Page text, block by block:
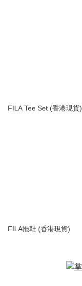
FILA Tee Set (香港現貨)
FILA拖鞋 (香港現貨)